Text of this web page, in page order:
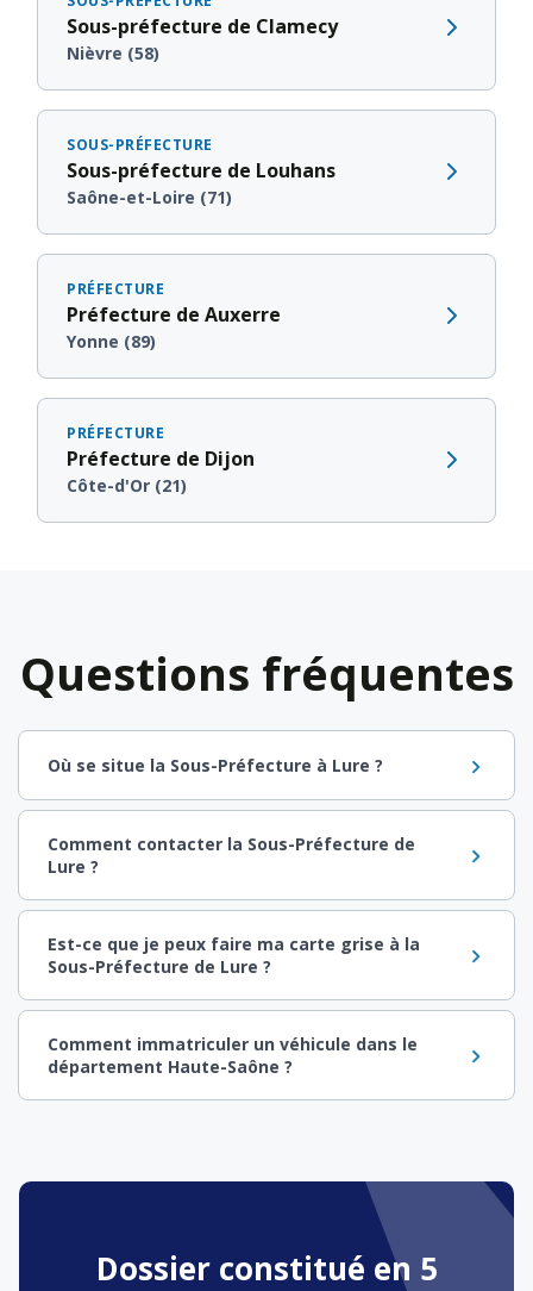
Sous-préfecture de Clamecy
Nièvre (58)
SOUS-PRÉFECTURE
Sous-préfecture de Louhans
Saône-et-Loire (71)
PRÉFECTURE
Préfecture de Auxerre
Yonne (89)
PRÉFECTURE
Préfecture de Dijon
Côte-d'Or (21)
Questions fréquentes
Où se situe la Sous-Préfecture à Lure ?
Comment contacter la Sous-Préfecture de
Lure ?
Est-ce que je peux faire ma carte grise à la
Sous-Préfecture de Lure ?
Comment immatriculer un véhicule dans le
département Haute-Saône ?
Dossier constitué en 5